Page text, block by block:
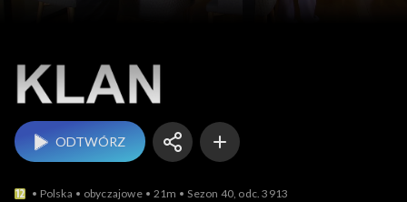
ODTWÓRZ
Polska obyczajowe 21m Sezon 40, odc. 3913